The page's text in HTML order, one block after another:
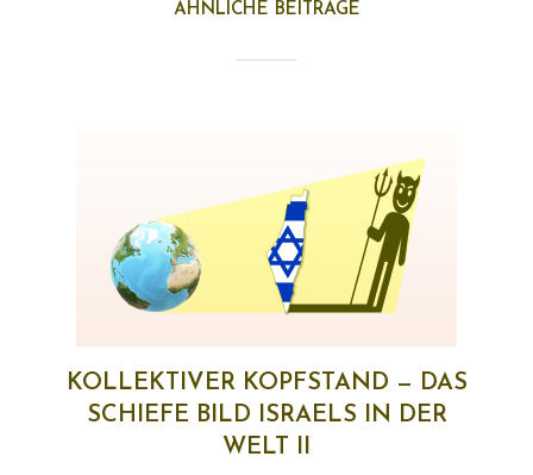
ÄHNLICHE BEITRÄGE
KOL­LEK­TI­VER KOPF­STAND — DAS
SCHIE­FE BILD ISRA­ELS IN DER
WELT II